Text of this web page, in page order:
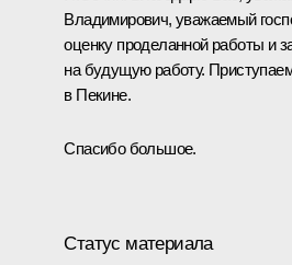
Владимирович, уважаемый
оценку проделанной работы и
на будущую работу.
в Пекине.
Спасибо большое.
Статус материала